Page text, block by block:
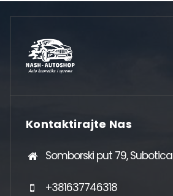
Kontaktirajte Nas
Somborski put 79, Subotica
+381637746318